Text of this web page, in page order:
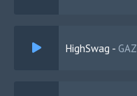
HighSwag - GAZ